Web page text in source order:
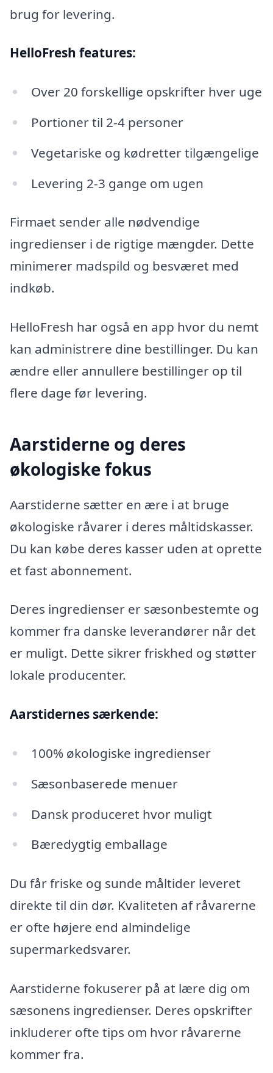
brug for levering.
HelloFresh features:
Over 20 forskellige opskrifter hver uge
Portioner til 2-4 personer
Vegetariske og kødretter tilgængelige
Levering 2-3 gange om ugen
Firmaet sender alle nødvendige
ingredienser i de rigtige mængder. Dette
minimerer madspild og besværet med
indkøb.
HelloFresh har også en app hvor du nemt
kan administrere dine bestillinger. Du kan
ændre eller annullere bestillinger op til
flere dage før levering.
Aarstiderne og deres
økologiske fokus
Aarstiderne sætter en ære i at bruge
økologiske råvarer i deres måltidskasser.
Du kan købe deres kasser uden at oprette
et fast abonnement.
Deres ingredienser er sæsonbestemte og
kommer fra danske leverandører når det
er muligt. Dette sikrer friskhed og støtter
lokale producenter.
Aarstidernes særkende:
100% økologiske ingredienser
Sæsonbaserede menuer
Dansk produceret hvor muligt
Bæredygtig emballage
Du får friske og sunde måltider leveret
direkte til din dør. Kvaliteten af råvarerne
er ofte højere end almindelige
supermarkedsvarer.
Aarstiderne fokuserer på at lære dig om
sæsonens ingredienser. Deres opskrifter
inkluderer ofte tips om hvor råvarerne
kommer fra.